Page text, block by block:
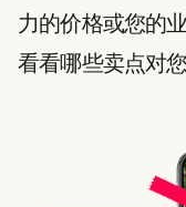
力的价格或您的
看看哪些卖点对